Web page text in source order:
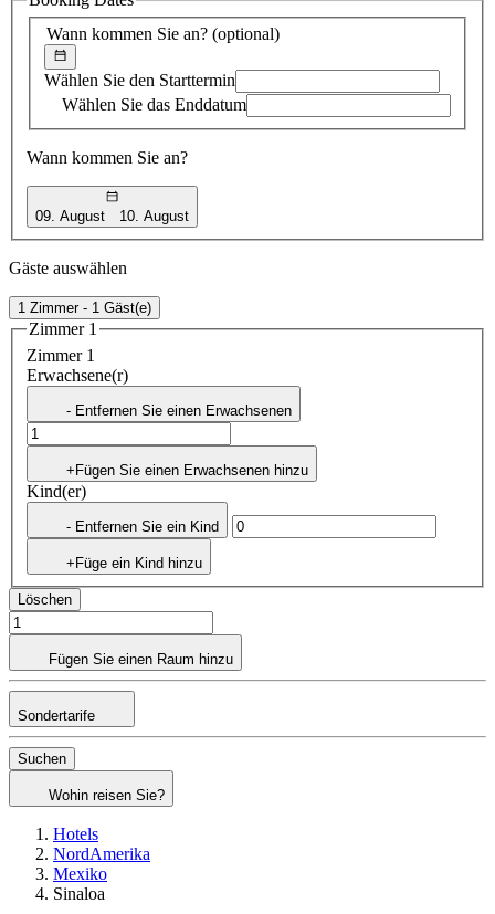
Wann kommen Sie an? (optional)
Wählen Sie den Starttermin
Wählen Sie das Enddatum
Wann kommen Sie an?
09. August 10. August
Gäste auswählen
1 Zimmer - 1 Gäst(e)
Zimmer 1
Zimmer 1
Erwachsene(r)
- Entfernen Sie einen Erwachsenen
+Fügen Sie einen Erwachsenen hinzu
Kind(er)
- Entfernen Sie ein Kind
+Füge ein Kind hinzu
Löschen
Fügen Sie einen Raum hinzu
Sondertarife
Suchen
Wohin reisen Sie?
Hotels
NordAmerika
Mexiko
Sinaloa